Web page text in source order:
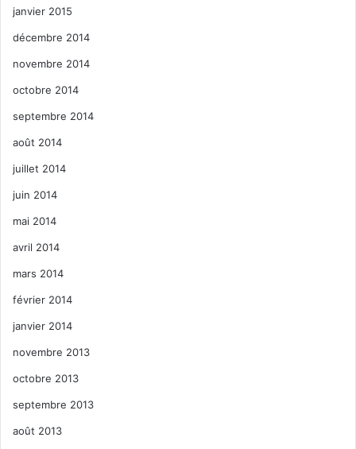
janvier 2015
décembre 2014
novembre 2014
octobre 2014
septembre 2014
août 2014
juillet 2014
juin 2014
mai 2014
avril 2014
mars 2014
février 2014
janvier 2014
novembre 2013
octobre 2013
septembre 2013
août 2013